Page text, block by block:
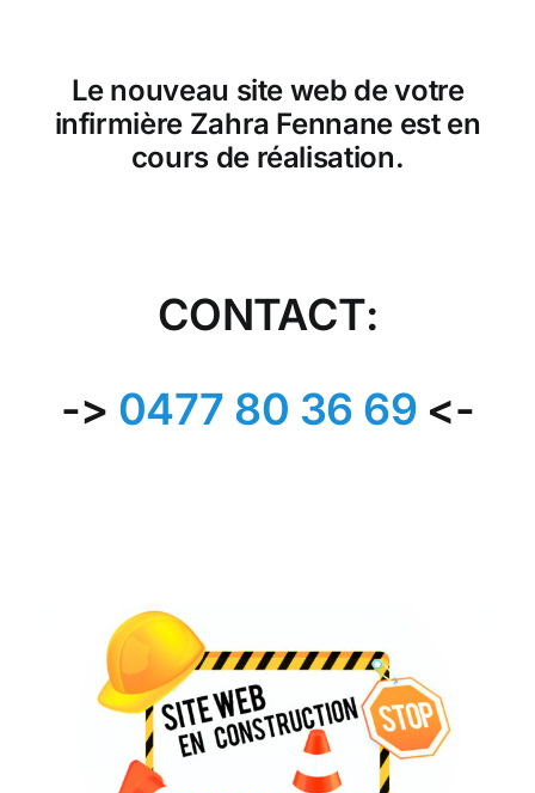
Le nouveau site web de votre
infirmière Zahra Fennane est en
cours de réalisation.
CONTACT:
-> 0477 80 36 69<-